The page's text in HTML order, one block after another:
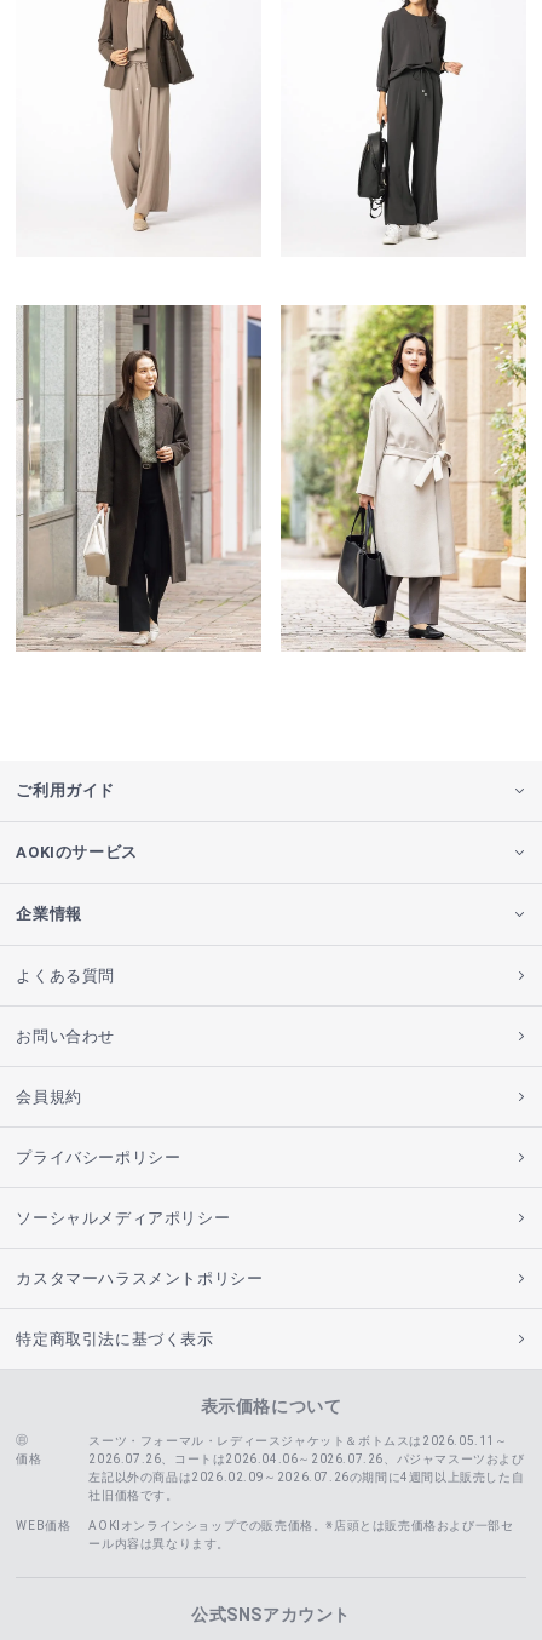
ご利用ガイド
AOKIのサービス
企業情報
よくある質問
お問い合わせ
会員規約
プライバシーポリシー
ソーシャルメディアポリシー
カスタマーハラスメントポリシー
特定商取引法に基づく表示
表示価格について
価格
スーツ・フォーマル・レディースジャケット＆ボトムスは2026.05.11～
2026.07.26、コートは2026.04.06～2026.07.26、
パジャマスーツおよび
左記以外の商品は2026.02.09～2026.07.26の期間に4週間以上販売した自
社旧価格です。
WEB価格
AOKIオンラインショップでの販売価格。※店頭とは販売価格および一部セ
ール内容は異なります。
公式SNSアカウント